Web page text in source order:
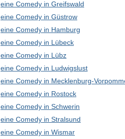
eine Comedy in Greifswald
eine Comedy in Güstrow
eine Comedy in Hamburg
eine Comedy in Lübeck
eine Comedy in Lübz
eine Comedy in Ludwigslust
eine Comedy in Mecklenburg-
eine Comedy in Rostock
eine Comedy in Schwerin
eine Comedy in Stralsund
eine Comedy in Wismar